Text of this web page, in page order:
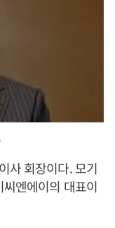
사 회장이다. 모기
엔에이의 대표이